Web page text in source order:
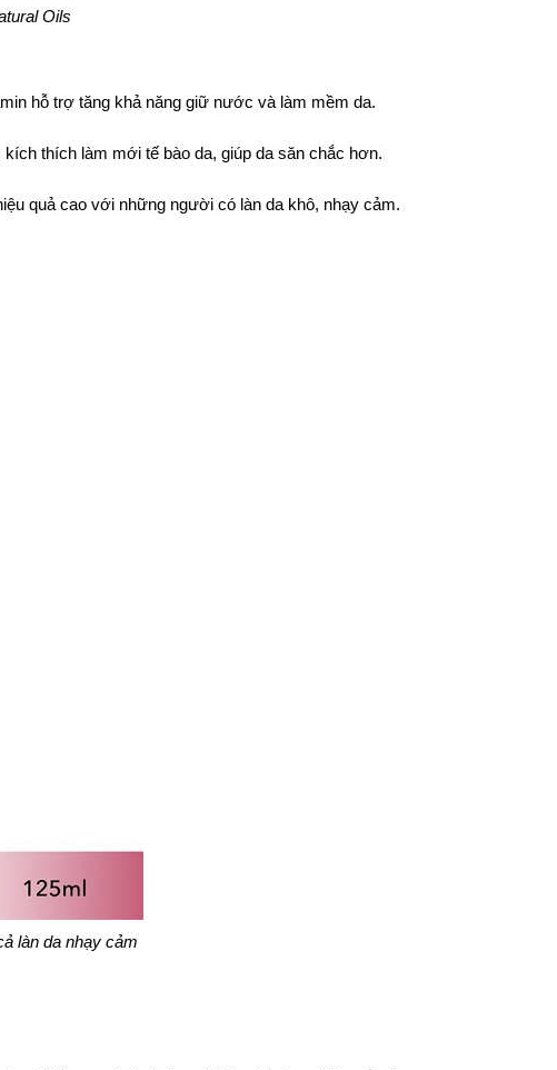
Oils
hỗ trợ tăng khả năng giữ nước và làm mềm da.
thích làm mới tế bào da, giúp da săn chắc hơn.
quả cao với những người có làn da khô, nhạy cảm.
làn da nhạy cảm